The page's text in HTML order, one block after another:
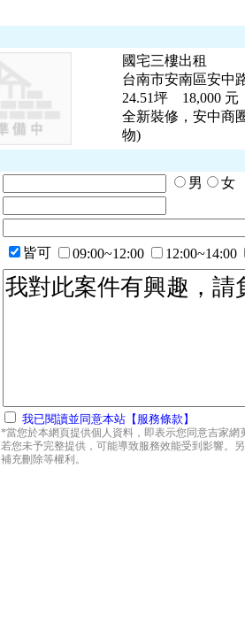
國宅三樓出租
台南市安南區安中
24.51坪
18,000 元
全新裝修，安中商
物)
男
女
皆可 09:00~12:00
12:00~14:00
我已閱讀並同意本站【服務條款】
*當您於本網頁提供個人資料，即表示您同意吉家
若您未予完整提供，可能導致服務效能受到影響。
補充刪除等權利。